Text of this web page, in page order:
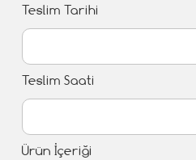
Teslim Tarihi
Teslim Saati
Ürün İçeriği